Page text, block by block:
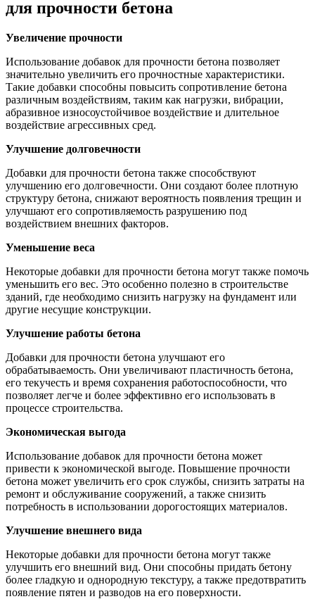
для прочности бетона
Увеличение прочности
Использование добавок для прочности бетона позволяет
значительно увеличить его прочностные характеристики.
Такие добавки способны повысить сопротивление бетона
различным воздействиям, таким как нагрузки, вибрации,
абразивное износоустойчивое воздействие и длительное
воздействие агрессивных сред.
Улучшение долговечности
Добавки для прочности бетона также способствуют
улучшению его долговечности. Они создают более плотную
структуру бетона, снижают вероятность появления трещин и
улучшают его сопротивляемость разрушению под
воздействием внешних факторов.
Уменьшение веса
Некоторые добавки для прочности бетона могут также помочь
уменьшить его вес. Это особенно полезно в строительстве
зданий, где необходимо снизить нагрузку на фундамент или
другие несущие конструкции.
Улучшение работы бетона
Добавки для прочности бетона улучшают его
обрабатываемость. Они увеличивают пластичность бетона,
его текучесть и время сохранения работоспособности, что
позволяет легче и более эффективно его использовать в
процессе строительства.
Экономическая выгода
Использование добавок для прочности бетона может
привести к экономической выгоде. Повышение прочности
бетона может увеличить его срок службы, снизить затраты на
ремонт и обслуживание сооружений, а также снизить
потребность в использовании дорогостоящих материалов.
Улучшение внешнего вида
Некоторые добавки для прочности бетона могут также
улучшить его внешний вид. Они способны придать бетону
более гладкую и однородную текстуру, а также предотвратить
появление пятен и разводов на его поверхности.